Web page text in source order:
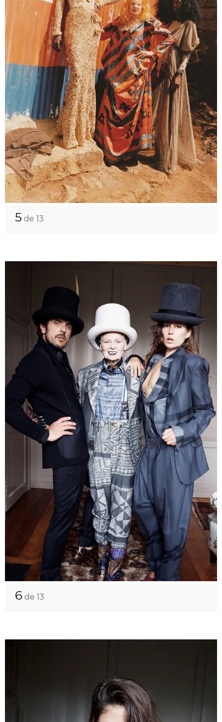
5 de 13
6 de 13